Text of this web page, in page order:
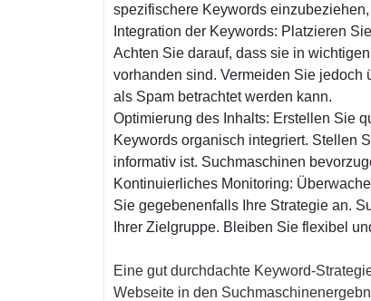
spezifischere Keywords
Integration der Keywords: Platzieren
Achten Sie darauf, dass sie in
vorhanden sind. Vermeiden Sie
als Spam betrachtet werden kann.
Optimierung des Inhalts: Erstellen Sie
Keywords organisch integriert. Stellen
informativ ist. Suchmaschinen
Kontinuierliches Monitoring:
Sie gegebenenfalls Ihre Strategie an.
Ihrer Zielgruppe. Bleiben Sie flexibel
Eine gut durchdachte Keyword-
Webseite in den